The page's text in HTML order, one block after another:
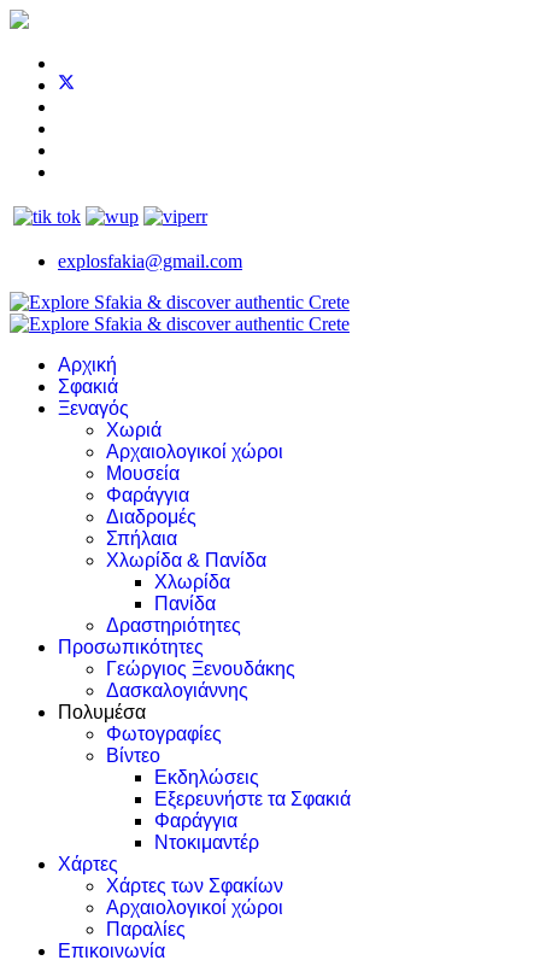
explosfakia@gmail.com
Αρχική
Σφακιά
Ξεναγός
Χωριά
Αρχαιολογικοί χώροι
Μουσεία
Φαράγγια
Διαδρομές
Σπήλαια
Χλωρίδα & Πανίδα
Χλωρίδα
Πανίδα
Δραστηριότητες
Προσωπικότητες
Γεώργιος Ξενουδάκης
Δασκαλογιάννης
Πολυμέσα
Φωτογραφίες
Βίντεο
Εκδηλώσεις
Εξερευνήστε τα Σφακιά
Φαράγγια
Ντοκιμαντέρ
Χάρτες
Χάρτες των Σφακίων
Αρχαιολογικοί χώροι
Παραλίες
Επικοινωνία